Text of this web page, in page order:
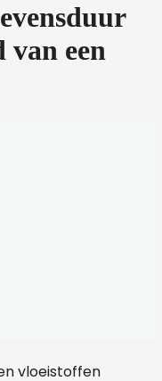
van een
vloeistoffen